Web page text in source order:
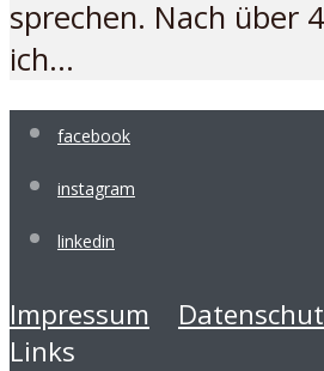
sprechen. Nach über
ich...
facebook
instagram
linkedin
Impressum
Links